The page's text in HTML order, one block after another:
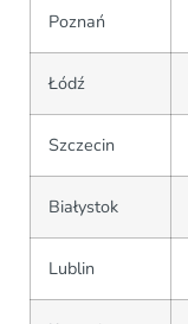
Poznań
Łódź
Szczecin
Białystok
Lublin